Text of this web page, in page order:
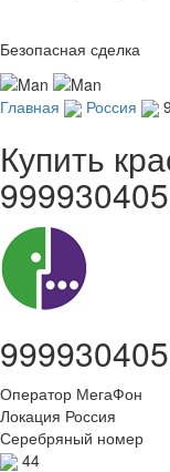
Безопасная сделка
Главная Россия
Купить
Оператор МегаФон
Локация Россия
Серебряный номер
44